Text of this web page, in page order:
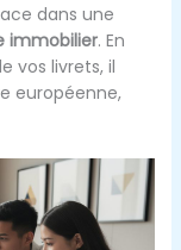
dans une
immobilier. En
vos livrets, il
européenne,